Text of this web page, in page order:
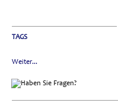
TAGS
Weiter...